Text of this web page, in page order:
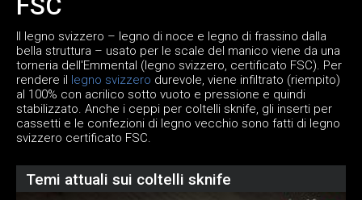
FSC
Il legno svizzero – legno di noce e legno di frassino dalla
bella struttura – usato per le scale del manico viene da una
torneria dell'Emmental (legno svizzero, certificato FSC). Per
rendere il legno svizzero durevole, viene infiltrato (riempito)
al 100% con acrilico sotto vuoto e pressione e quindi
stabilizzato. Anche i ceppi per coltelli sknife, gli inserti per
cassetti e le confezioni di legno vecchio sono fatti di legno
svizzero certificato FSC.
Temi attuali sui coltelli sknife